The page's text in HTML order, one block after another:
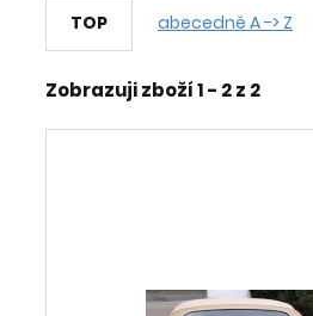
TOP abecedně A -> Z
Zobrazuji zboží 1 - 2z 2